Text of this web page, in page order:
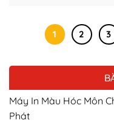
cũng có nhu cầu sử
1 2 3
Máy In Màu Hóc Môn
Phát